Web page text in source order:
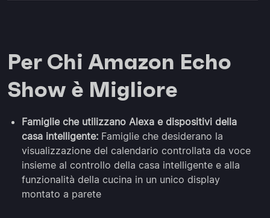
Per Chi Amazon Echo
Show è Migliore
Famiglie che utilizzano Alexa e dispositivi della
casa intelligente: Famiglie che desiderano la
visualizzazione del calendario controllata da voce
insieme al controllo della casa intelligente e alla
funzionalità della cucina in un unico display
montato a parete